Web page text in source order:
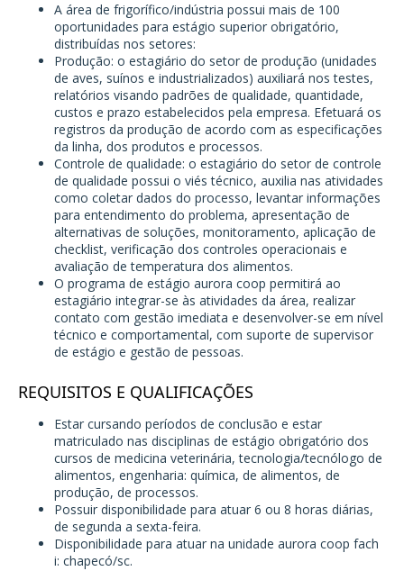
A área de frigorífico/indústria possui mais de 100
oportunidades para estágio superior obrigatório,
distribuídas nos setores:
Produção: o estagiário do setor de produção (unidades
de aves, suínos e industrializados) auxiliará nos testes,
relatórios visando padrões de qualidade, quantidade,
custos e prazo estabelecidos pela empresa. Efetuará os
registros da produção de acordo com as especificações
da linha, dos produtos e processos.
Controle de qualidade: o estagiário do setor de controle
de qualidade possui o viés técnico, auxilia nas atividades
como coletar dados do processo, levantar informações
para entendimento do problema, apresentação de
alternativas de soluções, monitoramento, aplicação de
checklist, verificação dos controles operacionais e
avaliação de temperatura dos alimentos.
O programa de estágio aurora coop permitirá ao
estagiário integrar-se às atividades da área, realizar
contato com gestão imediata e desenvolver-se em nível
técnico e comportamental, com suporte de supervisor
de estágio e gestão de pessoas.
REQUISITOS E QUALIFICAÇÕES
Estar cursando períodos de conclusão e estar
matriculado nas disciplinas de estágio obrigatório dos
cursos de medicina veterinária, tecnologia/tecnólogo de
alimentos, engenharia: química, de alimentos, de
produção, de processos.
Possuir disponibilidade para atuar 6 ou 8 horas diárias,
de segunda a sexta-feira.
Disponibilidade para atuar na unidade aurora coop fach
i: chapecó/sc.